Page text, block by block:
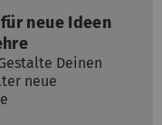
neue Ideen
Deinen
neue